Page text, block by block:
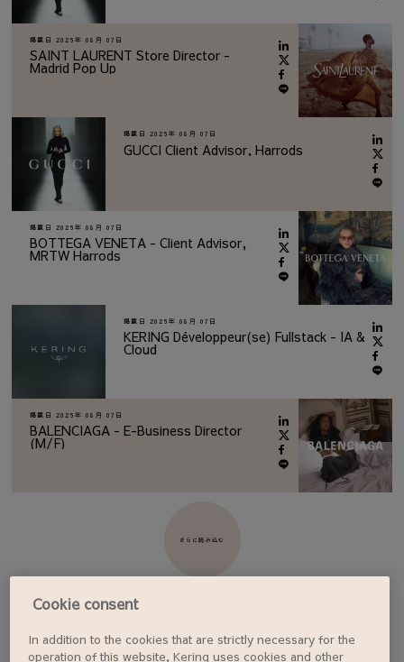
掲載日 2026年 08月 07日
SAINT LAURENT Store Director -
Madrid Pop Up
掲載日 2026年 08月 07日
GUCCI Client Advisor, Harrods
掲載日 2026年 08月 07日
BOTTEGA VENETA - Client Advisor,
MRTW Harrods
掲載日 2026年 08月 07日
KERING Développeur(se) Fullstack - IA &
Cloud
掲載日 2026年 08月 07日
BALENCIAGA - E-Business Director
(M/F)
さらに読み込む
ジョブアラートを設定する
Cookie consent
In addition to the cookies that are strictly necessary for the
operation of this website, Kering uses cookies and other